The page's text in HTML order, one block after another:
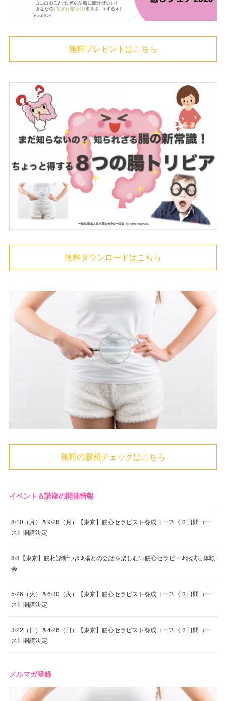
無料プレゼントはこちら
無料ダウンロードはこちら
無料の腸相チェックはこちら
イベント＆講座の開催情報
8/10（月）＆9/28（月）【東京】腸心セラピスト養成コース《２日間コー
ス》開講決定
8/8【東京】腸相診断つき♪腸との会話を楽しむ♡腸心セラピー♪お試し体験
会
5/26（火）＆6/30（火）【東京】腸心セラピスト養成コース《２日間コー
ス》開講決定
3/22（日）＆4/26（日）【東京】腸心セラピスト養成コース《２日間コー
ス》開講決定
メルマガ登録